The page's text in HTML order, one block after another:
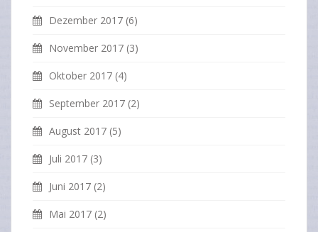
Dezember 2017 (6)
November 2017 (3)
Oktober 2017 (4)
September 2017 (2)
August 2017 (5)
Juli 2017 (3)
Juni 2017 (2)
Mai 2017 (2)